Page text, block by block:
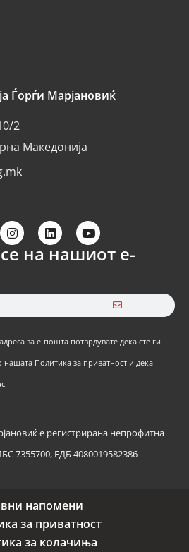
Ѓорѓи Марјановиќ
2
Македонија
на нашиот е-
за е-пошта потврдувате дека сте ги
нашата Политика за приватност и дека
е регистрирана непрофитна
7355700, ЕДБ 4080019582386
напомени
за приватност
за колачиња